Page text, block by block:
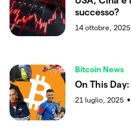
successo?
14 ottobre, 2025
Bitcoin News
On This
21 luglio, 2025 ●